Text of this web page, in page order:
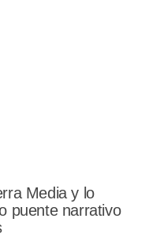
Media y lo
puente narrativo